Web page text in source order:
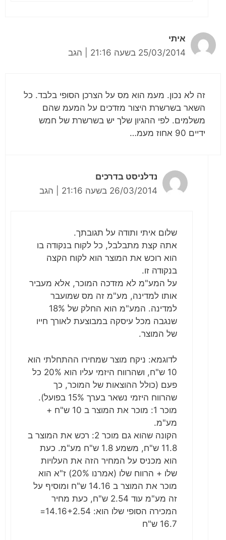
איתי
25/03/2014 בשעה 21:16
הגב
זה לא נכון. מעמ הוא מס על הצרכן הסופי בלבד. כל
השאר בשרשרת היצור מזדכים על המעמ שהם
משלמים. לפי ההגיון שלך יש בשרשרת של חמש
ידיים 90 אחוז מעמ…
נדלניסט בדרכים
26/03/2014 בשעה 21:16
הגב
שלום איתי ותודה על תגובתך.
אתה קצת מתבלבל, כל לקוח בנקודה בו
הוא רוכש את המוצר הוא לקוח הקצה
בנקודה זו.
על המע"מ לא מזדכה המוכר, אלא מעביר
אותו למדינה, מע"מ זה מס שמועבר
למדינה. המע"מ הוא החלק של 18%
שנגבה מכל עיסקה במבוצעת לאורך חייו
של המוצר.
לדוגמא: ניקח מוצר שמחירו ההתחלתי הוא
10 ש"ח, ושהרווח היזמי עליו הוא 20% כל
פעם (כולל ההוצאות של המוכר, כך
שהרווח היזמי נשאר בערך 15% בפועל).
מוכר 1: מוכר את המוצר ב 10 ש"ח +
מע"מ.
הקונה שהוא גם מוכר 2: רכש את המוצר ב
11.8 ש"ח, משמע 1.8 ש"ח מע"מ. כעת
הוא מכניס על המחיר הזה את העלויות
שלו + הרווח שלו (אמרנו 20%) ז"א הוא
מוכר את המוצר ב 14.16 ש"ח ומוסיף על
זה מע"מ עוד 2.54 ש"ח, כעת מחיר
המכירה הסופי שלו הוא: 14.16+2.54=
16.7 ש"ח